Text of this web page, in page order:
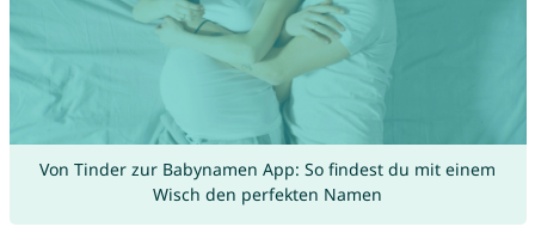
Von Tinder zur Babynamen App: So findest du mit einem
Wisch den perfekten Namen